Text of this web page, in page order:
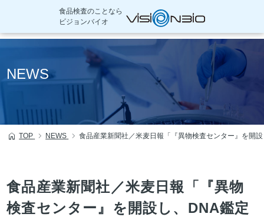
へ
食品検査のことなら
ビジョンバイオ
NEWS
TOP NEWS 食品産業新聞社／米麦日報「『異物検査センター』を開
食品産業新聞社／米麦日報「『異物
検査センター』を開設し、DNA鑑定